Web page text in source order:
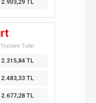
2.903,29 TL
Toplam Tutar
2.315,84 TL
2.483,33 TL
2.677,28 TL